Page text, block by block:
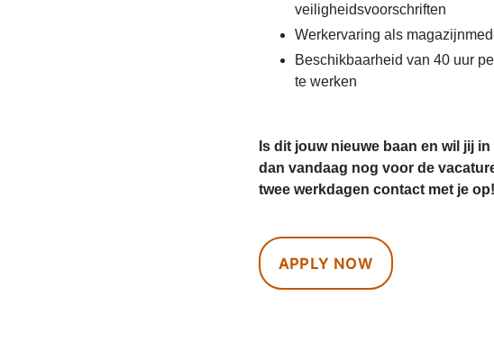
veiligheidsvoorschriften
Werkervaring als
Beschikbaarheid van 40 uur
te werken
Is dit jouw nieuwe baan en wil jij
dan vandaag nog voor de
twee werkdagen contact met je op!
APPLY NOW